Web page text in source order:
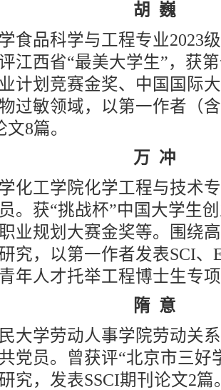
胡 巍
品科学与工程专业2023级
江西省“最美大学生”，获
计划竞赛金奖、中国国际
过敏领域，以第一作者（
8篇。
万 冲
工学院化学工程与技术专
。获“挑战杯”中国大学生
业规划大赛金奖等。围绕
究，以第一作者发表SCI、
年人才托举工程博士生专
隋 意
学劳动人事学院劳动关系
党员。曾获评“北京市三好
究，发表SSCI期刊论文2